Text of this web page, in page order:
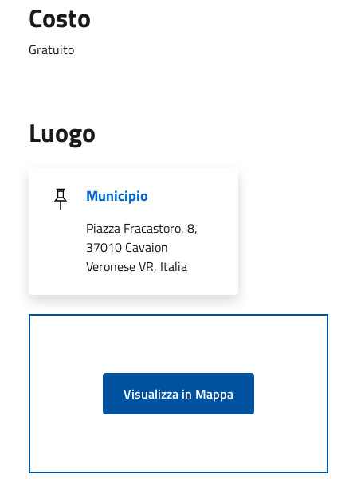
Costo
Gratuito
Luogo
Municipio
Piazza Fracastoro, 8,
37010 Cavaion
Veronese VR, Italia
Visualizza in Mappa